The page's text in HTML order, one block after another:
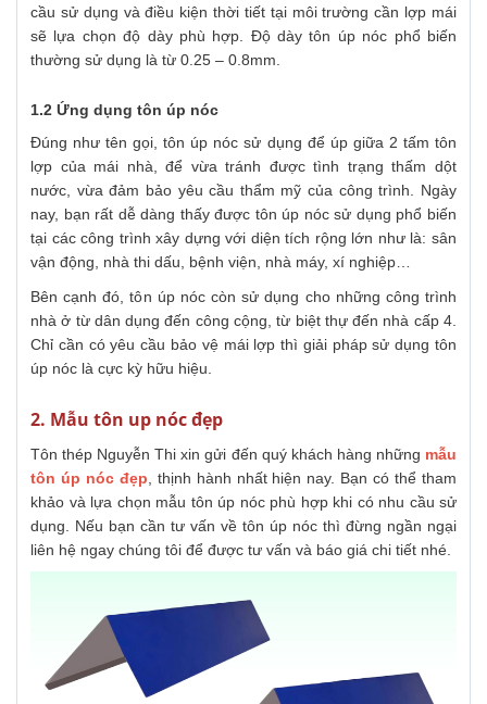
cầu sử dụng và điều kiện thời tiết tại môi trường cần lợp mái
sẽ lựa chọn độ dày phù hợp. Độ dày tôn úp nóc phổ biến
thường sử dụng là từ 0.25 – 0.8mm.
1.2 Ứng dụng tôn úp nóc
Đúng như tên gọi, tôn úp nóc sử dụng để úp giữa 2 tấm tôn
lợp của mái nhà, để vừa tránh được tình trạng thấm dột
nước, vừa đảm bảo yêu cầu thẩm mỹ của công trình. Ngày
nay, bạn rất dễ dàng thấy được tôn úp nóc sử dụng phổ biến
tại các công trình xây dựng với diện tích rộng lớn như là: sân
vận động, nhà thi dấu, bệnh viện, nhà máy, xí nghiệp…
Bên cạnh đó, tôn úp nóc còn sử dụng cho những công trình
nhà ở từ dân dụng đến công cộng, từ biệt thự đến nhà cấp 4.
Chỉ cần có yêu cầu bảo vệ mái lợp thì giải pháp sử dụng tôn
úp nóc là cực kỳ hữu hiệu.
2. Mẫu tôn up nóc đẹp
Tôn thép Nguyễn Thi xin gửi đến quý khách hàng những mẫu
tôn úp nóc đẹp , thịnh hành nhất hiện nay. Bạn có thể tham
khảo và lựa chọn mẫu tôn úp nóc phù hợp khi có nhu cầu sử
dụng. Nếu bạn cần tư vấn về tôn úp nóc thì đừng ngần ngại
liên hệ ngay chúng tôi để được tư vấn và báo giá chi tiết nhé.